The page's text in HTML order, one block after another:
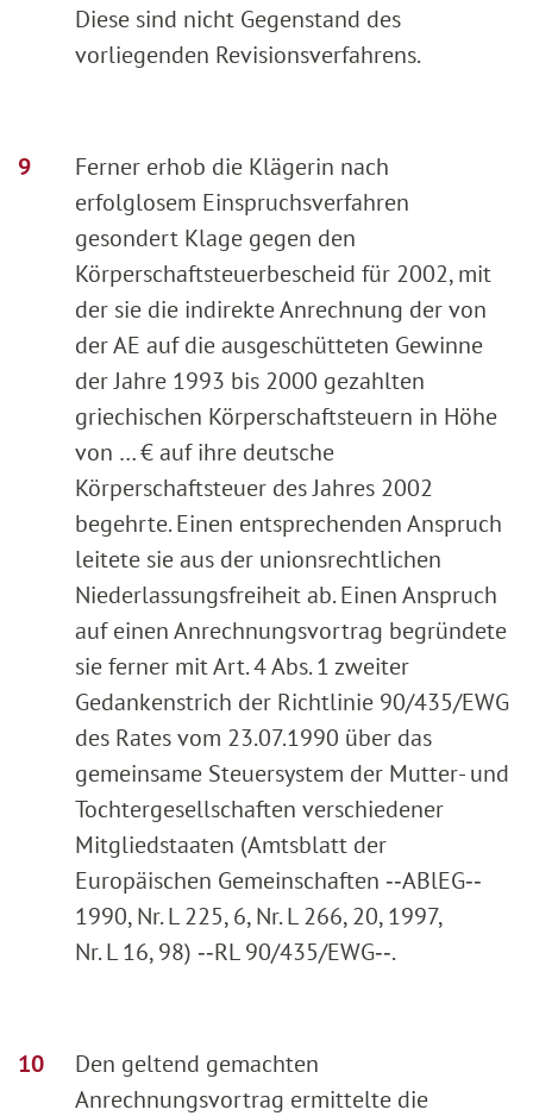
Diese sind nicht Gegenstand des
vorliegenden Revisionsverfahrens.
Ferner erhob die Klägerin nach
erfolglosem Einspruchsverfahren
gesondert Klage gegen den
Körperschaftsteuerbescheid für 2002, mit
der sie die indirekte Anrechnung der von
der AE auf die ausgeschütteten Gewinne
der Jahre 1993 bis 2000 gezahlten
griechischen Körperschaftsteuern in Höhe
von … € auf ihre deutsche
Körperschaftsteuer des Jahres 2002
begehrte. Einen entsprechenden Anspruch
leitete sie aus der unionsrechtlichen
Niederlassungsfreiheit ab. Einen Anspruch
auf einen Anrechnungsvortrag begründete
sie ferner mit Art. 4 Abs. 1 zweiter
Gedankenstrich der Richtlinie 90/435/EWG
des Rates vom 23.07.1990 über das
gemeinsame Steuersystem der Mutter- und
Tochtergesellschaften verschiedener
Mitgliedstaaten (Amtsblatt der
Europäischen Gemeinschaften ‑‑ABlEG‑‑
1990, Nr. L 225, 6, Nr. L 266, 20, 1997,
Nr. L 16, 98) ‑‑RL 90/435/EWG‑‑.
Den geltend gemachten
Anrechnungsvortrag ermittelte die